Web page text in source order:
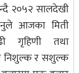
२०५२ सालदेखी
आजका मिती
गृहिणी तथा
निशुल्क र सशुल्क